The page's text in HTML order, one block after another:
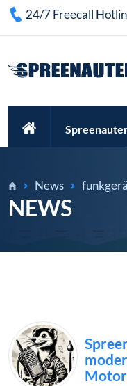
24/7 Freecall
News
NEWS